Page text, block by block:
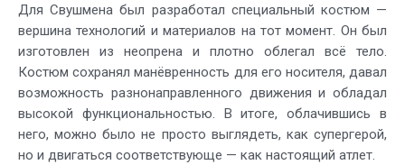
Для Свушмена был разработал специальный костюм —
вершина технологий и материалов на тот момент. Он был
изготовлен из неопрена и плотно облегал всё тело.
Костюм сохранял манёвренность для его носителя, давал
возможность разнонаправленного движения и обладал
высокой функциональностью. В итоге, облачившись в
него, можно было не просто выглядеть, как супергерой,
но и двигаться соответствующе — как настоящий атлет.